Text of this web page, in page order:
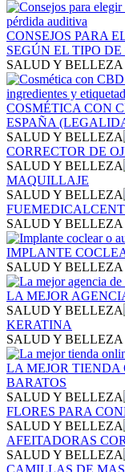
CONSEJOS PARA
SEGÚN EL TIPO
SALUD Y BELLEZA
COSMÉTICA CON
ESPAÑA
SALUD Y BELLEZA
CORRECTOR DE
SALUD Y BELLEZA
MAQUILLAJE
SALUD Y BELLEZA
SALUD Y BELLEZA
IMPLANTE
SALUD Y BELLEZA
LA MEJOR
SALUD Y BELLEZA
KERATINA
SALUD Y BELLEZA
LA MEJOR TIENDA
BARATOS
SALUD Y BELLEZA
FLORES PARA
SALUD Y BELLEZA
AFEITADORAS
SALUD Y BELLEZA
CAMILLAS DE